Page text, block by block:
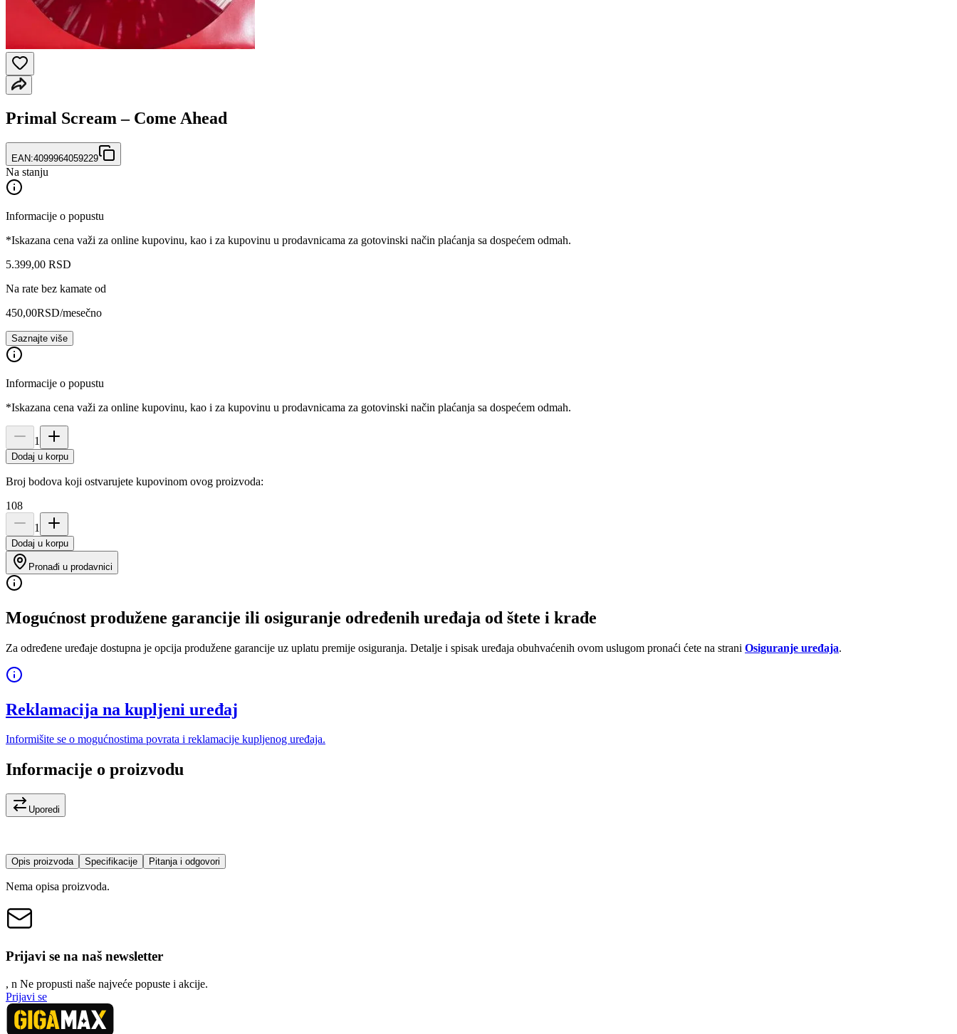
Primal Scream – Come Ahead
EAN:4099964059229
Na stanju
Informacije o popustu
*Iskazana cena važi za online kupovinu, kao i za kupovinu u prodavnicama za gotovinski način plaćanja sa dospećem odmah.
5.399,00 RSD
Na rate bez kamate od
450,00RSD/mesečno
Saznajte više
Informacije o popustu
*Iskazana cena važi za online kupovinu, kao i za kupovinu u prodavnicama za gotovinski način plaćanja sa dospećem odmah.
1
Dodaj u korpu
Broj bodova koji ostvarujete kupovinom ovog proizvoda:
108
1
Dodaj u korpu
Pronađi u prodavnici
Mogućnost produžene garancije ili osiguranje određenih uređaja od štete i krađe
Za određene uređaje dostupna je opcija produžene garancije uz uplatu premije osiguranja. Detalje i spisak uređaja obuhvaćenih ovom uslugom pronaći ćete na strani Osiguranje uređaja.
Reklamacija na kupljeni uređaj
Informišite se o mogućnostima povrata i reklamacije kupljenog uređaja.
Informacije o proizvodu
Uporedi
Opis proizvoda Specifikacije Pitanja i odgovori
Nema opisa proizvoda.
Prijavi se na naš newsletter
, n Ne propusti naše najveće popuste i akcije.
Prijavi se